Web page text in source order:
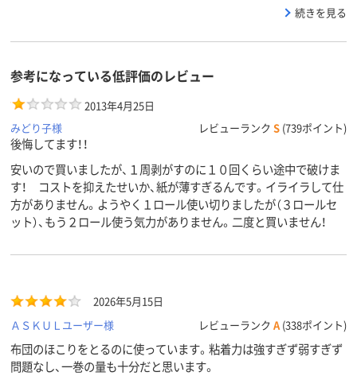
続きを見る
参考になっている低評価のレビュー
2013年4月25日
みどり子様
レビューランク S (739ポイント)
後悔してます！！
安いので買いましたが、１周剥がすのに１０回くらい途中で破けま
す！ コストを抑えたせいか、紙が薄すぎるんです。イライラして仕
方がありません。ようやく１ロール使い切りましたが（３ロールセ
ット）、もう２ロール使う気力がありません。二度と買いません！
2026年5月15日
ＡＳＫＵＬユーザー様
レビューランク A (338ポイント)
布団のほこりをとるのに使っています。粘着力は強すぎず弱すぎず
問題なし、一巻の量も十分だと思います。